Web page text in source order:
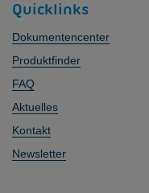
Quicklinks
Dokumentencenter
Produktfinder
FAQ
Aktuelles
Kontakt
Newsletter